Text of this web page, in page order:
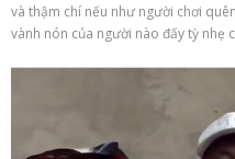
và thậm chí nếu như người chơi
vành nón của người nào đấytỳ nhẹ